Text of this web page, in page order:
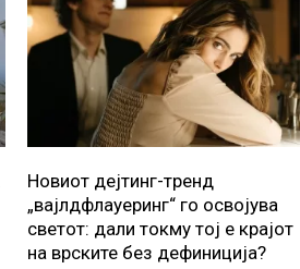
Новиот дејтинг-тренд
„вајлдфлауеринг“ го освојува
светот: дали токму тој е крајот
на врските без дефиниција?